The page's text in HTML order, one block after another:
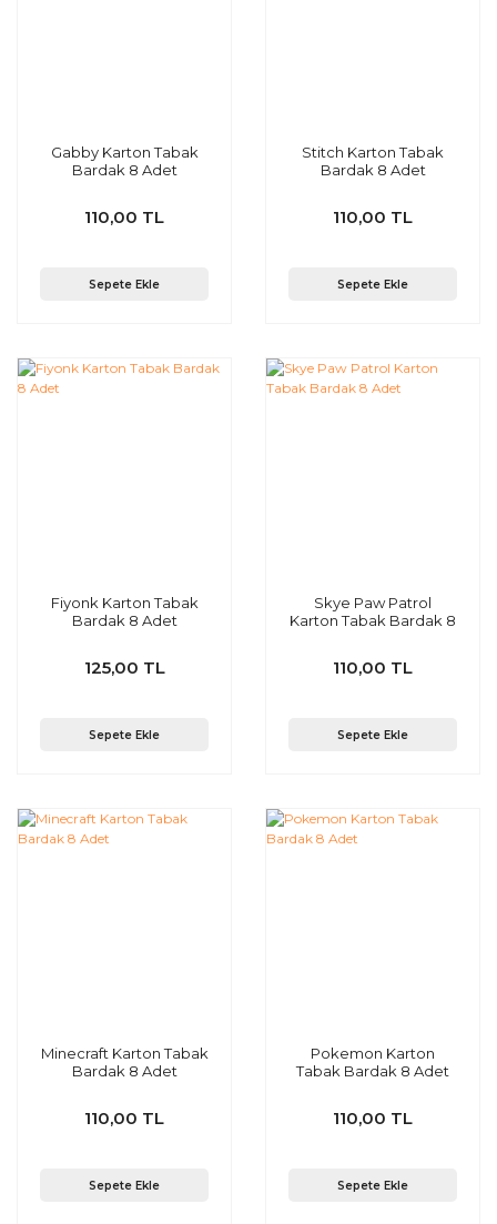
Gabby Karton Tabak
Bardak 8 Adet
110,00 TL
Sepete Ekle
Stitch Karton Tabak
Bardak 8 Adet
110,00 TL
Sepete Ekle
Fiyonk Karton Tabak
Bardak 8 Adet
125,00 TL
Sepete Ekle
Skye Paw Patrol
Karton Tabak Bardak 8
110,00 TL
Sepete Ekle
Minecraft Karton Tabak
Bardak 8 Adet
110,00 TL
Sepete Ekle
Pokemon Karton
Tabak Bardak 8 Adet
110,00 TL
Sepete Ekle